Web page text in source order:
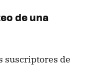
de una
suscriptores de